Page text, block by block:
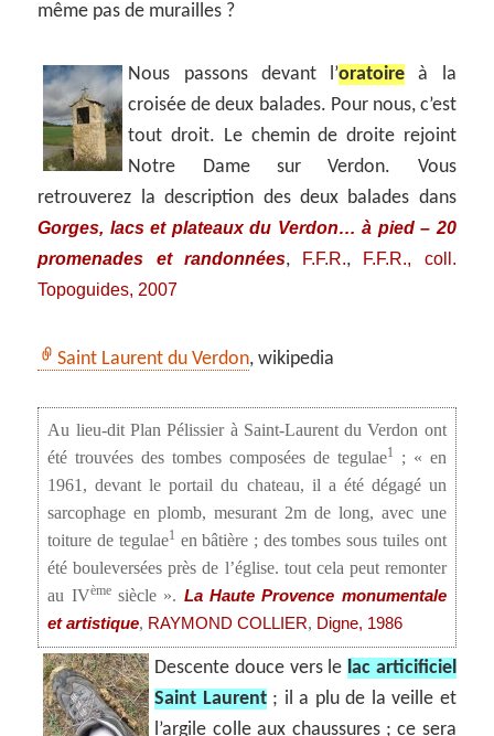
même pas de murailles ?
Nous passons devant l’oratoire à la
croisée de deux balades. Pour nous, c’est
tout droit. Le chemin de droite rejoint
Notre Dame sur Verdon. Vous
retrouverez la description des deux balades dans
Gorges, lacs et plateaux du Verdon… à pied – 20
promenades et randonnées, F.F.R., F.F.R., coll.
Topoguides, 2007
Saint Laurent du Verdon, wikipedia
Au lieu-dit Plan Pélissier à Saint-Laurent du Verdon ont
été trouvées des tombes composées de tegulae1
; « en
1961, devant le portail du chateau, il a été dégagé un
sarcophage en plomb, mesurant 2m de long, avec une
toiture de tegulae1 en bâtière ; des tombes sous tuiles ont
été bouleversées près de l’église. tout cela peut remonter
au IVèmesiècle ». La Haute Provence monumentale
et artistique, RAYMOND COLLIER, Digne, 1986
Descente douce vers le lac articificiel
Saint Laurent; il a plu de la veille et
l’argile colle aux chaussures ; ce sera